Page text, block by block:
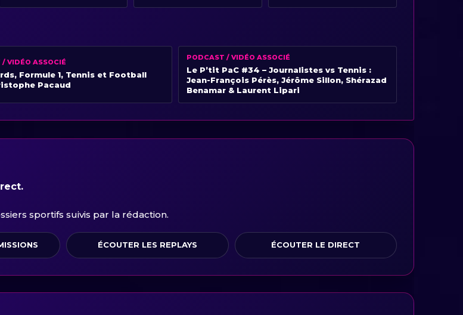
VIDÉO ASSOCIÉ
Formule 1, Tennis et Football
Pacaud
PODCAST / VIDÉO ASSOCIÉ
Le P’tit PaC #34 – Journalistes vs Tennis :
Jean-François Pérès, Jérôme Sillon, Shérazad
Benamar & Laurent Lipari
sportifs suivis par la rédaction.
ÉCOUTER LES REPLAYS ÉCOUTER LE DIRECT